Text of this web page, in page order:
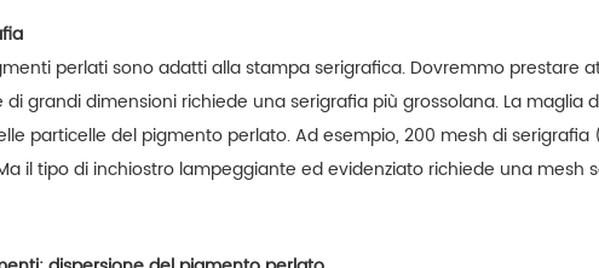
perlati sono adatti alla stampa serigrafica. Dovremmo prestare
di grandi dimensioni richiede una serigrafia più grossolana. La maglia
particelle del pigmento perlato. Ad esempio, 200 mesh di
il tipo di inchiostro lampeggiante ed evidenziato richiede una